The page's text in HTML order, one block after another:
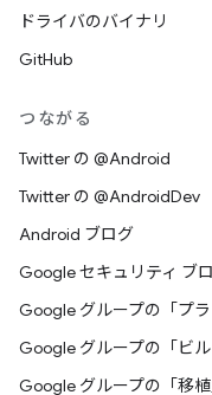
ドライバのバイナリ
GitHub
つながる
Twitter の @Android
Twitter の @AndroidDev
Android ブログ
Google セキュリティ ブ
Google グループの「プ
Google グループの「ビ
Google グループの「移